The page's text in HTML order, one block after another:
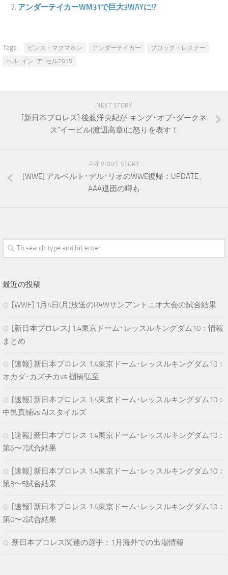
アンダーテイカーWM31で巨大3WAYに!?
Tags: ビンス・マクマホン アンダーテイカー
ブロック・レスナー
ヘル･イン･ア･セル2015
NEXT STORY
[新日本プロレス] 後藤洋央紀が”キング･オブ･ダークネ
ス”イービル(渡辺高章)に怒りを表す！
PREVIOUS STORY
[WWE] アルベルト･デル･リオのWWE復帰：UPDATE、
AAA退団の噂も
最近の投稿
[WWE] 1月4日(月)放送のRAWサンアントニオ大会の試合結果
[新日本プロレス] 1.4東京ドーム･レッスルキングダム10：情報
まとめ
[速報] 新日本プロレス 1.4東京ドーム･レッスルキングダム10：
オカダ･カズチカvs.棚橋弘至
[速報] 新日本プロレス 1.4東京ドーム･レッスルキングダム10：
中邑真輔vs.AJスタイルズ
[速報] 新日本プロレス 1.4東京ドーム･レッスルキングダム10：
第6〜7試合結果
[速報] 新日本プロレス 1.4東京ドーム･レッスルキングダム10：
第3〜5試合結果
[速報] 新日本プロレス 1.4東京ドーム･レッスルキングダム10：
第0〜2試合結果
新日本プロレス関連の選手：1月海外での出場情報